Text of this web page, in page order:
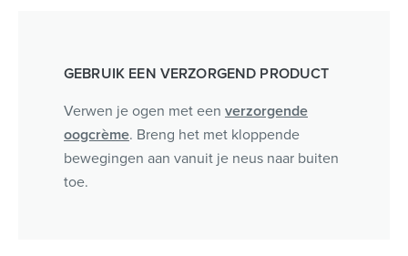
GEBRUIK EEN VERZORGEND PRODUCT
Verwen je ogen met een verzorgende
oogcrème. Breng het met kloppende
bewegingen aan vanuit je neus naar buiten
toe.